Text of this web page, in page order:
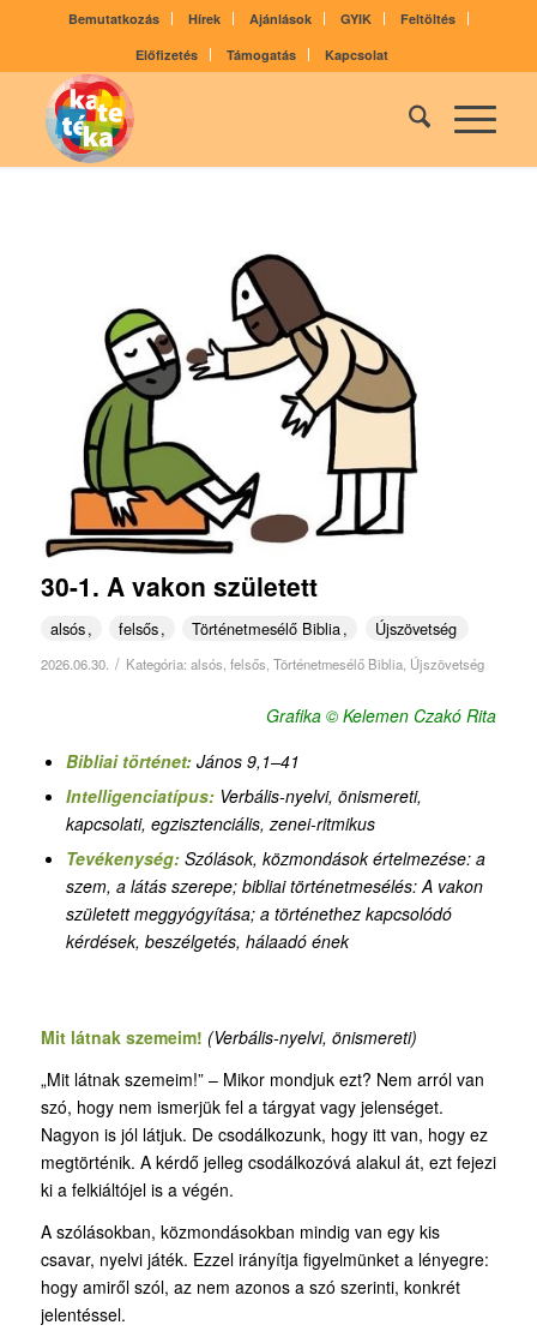
Bemutatkozás Hírek Ajánlások GYIK
Feltöltés
Előfizetés
Támogatás Kapcsolat
30-1. A vakon született
alsós felsős Történetmesélő Biblia Újszövetség
2026.06.30. / Kategória: alsós felsős Történetmesélő Biblia, Újszövetség
Grafika © Kelemen Czakó Rita
Bibliai történet:János 9,1–41
Intelligenciatípus: Verbális-nyelvi, önismereti,
kapcsolati, egzisztenciális, zenei-ritmikus
Tevékenység: Szólások, közmondások értelmezése: a
szem, a látás szerepe;bibliai történetmesélés: A vakon
született meggyógyítása; a történethez kapcsolódó
kérdések, beszélgetés, hálaadó ének
Mit látnak szemeim! (Verbális-nyelvi, önismereti)
„Mit látnak szemeim!” – Mikor mondjuk ezt? Nem arról van
szó, hogy nem ismerjük fel a tárgyat vagy jelenséget.
Nagyon is jól látjuk. De csodálkozunk, hogy itt van, hogy ez
megtörténik. A kérdő jelleg csodálkozóvá alakul át, ezt fejezi
ki a felkiáltójel is a végén.
A szólásokban, közmondásokban mindig van egy kis
csavar, nyelvi játék. Ezzel irányítja figyelmünket a lényegre:
hogy amiről szól, az nem azonos a szó szerinti, konkrét
jelentéssel.